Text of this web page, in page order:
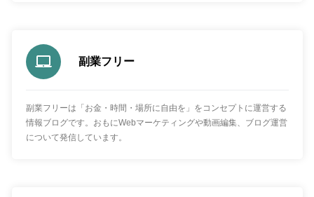
副業フリー
副業フリーは「お金・時間・場所に自由を」をコンセプトに運営する
情報ブログです。おもにWebマーケティングや動画編集、ブログ運営
について発信しています。